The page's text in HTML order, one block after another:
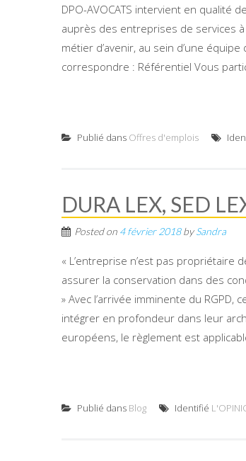
DPO-AVOCATS intervient en qualité
auprès des entreprises de services
métier d’avenir, au sein d’une
correspondre : Référentiel Vous
Publié dans Offres d'emplois
DURA LEX, SED
Posted on 4 février 2018bySandra
« L’entreprise n’est pas propriétaire
assurer la conservation dans des
» Avec l’arrivée imminente du
intégrer en profondeur dans leur
européens, le règlement est
Publié dans Blog Identifié